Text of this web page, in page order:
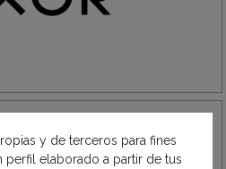
y de terceros para fines
perfil elaborado a partir de tus